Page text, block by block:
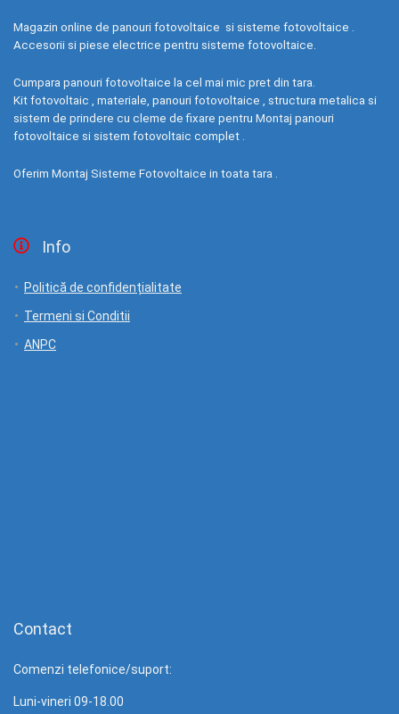
Magazin online de panouri fotovoltaice si sisteme fotovoltaice .
Accesorii si piese electrice pentru sisteme fotovoltaice.
Cumpara panouri fotovoltaice la cel mai mic pret din tara.
Kit fotovoltaic , materiale, panouri fotovoltaice , structura metalica si
sistem de prindere cu cleme de fixare pentru Montaj panouri
fotovoltaice si sistem fotovoltaic complet .
Oferim Montaj Sisteme Fotovoltaice in toata tara .
Info
Politică de confidențialitate
Termeni si Conditii
ANPC
Contact
Comenzi telefonice/suport:
Luni-vineri 09-18.00